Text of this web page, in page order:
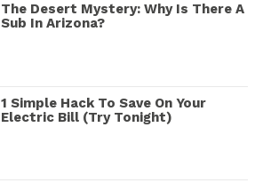
The Desert Mystery: Why Is There A
Sub In Arizona?
1 Simple Hack To Save On Your
Electric Bill (Try Tonight)